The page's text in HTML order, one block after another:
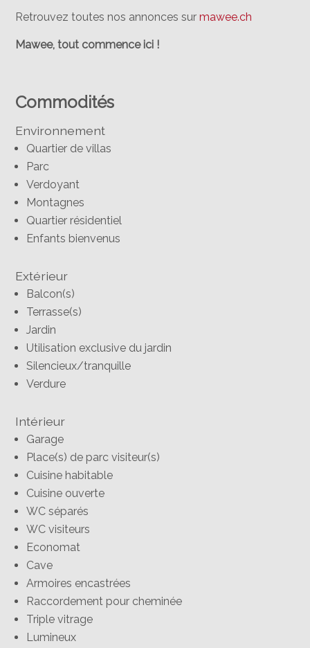
Retrouvez toutes nos annonces surmawee.ch
Mawee, tout commence ici !
Commodités
Environnement
Quartier de villas
Parc
Verdoyant
Montagnes
Quartier résidentiel
Enfants bienvenus
Extérieur
Balcon(s)
Terrasse(s)
Jardin
Utilisation exclusive du jardin
Silencieux/tranquille
Verdure
Intérieur
Garage
Place(s) de parc visiteur(s)
Cuisine habitable
Cuisine ouverte
WC séparés
WC visiteurs
Economat
Cave
Armoires encastrées
Raccordement pour cheminée
Triple vitrage
Lumineux